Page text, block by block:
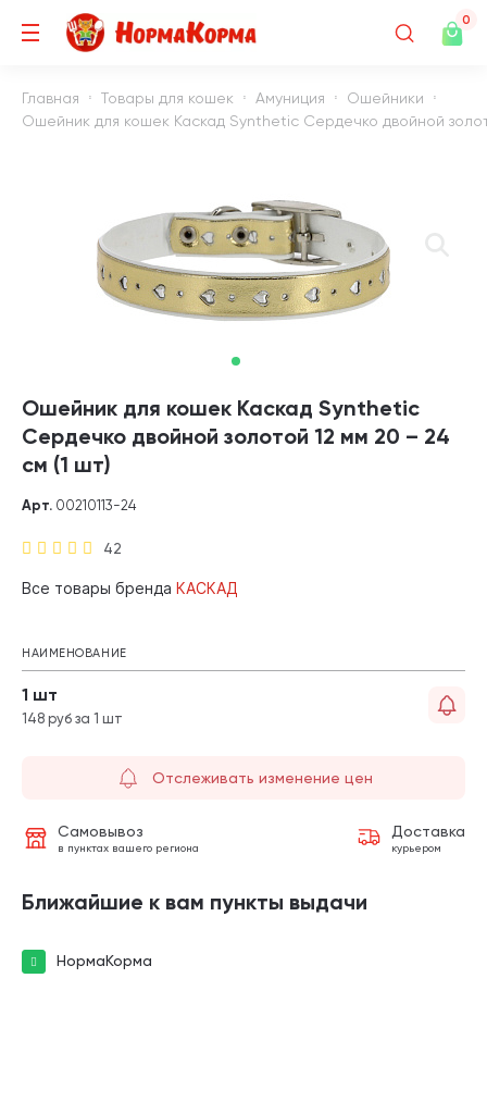
0
Главная Товары для кошек Амуниция
Ошейники
Ошейник для кошек Каскад Synthetic Сердечко двойной
Ошейник для кошек Каскад Synthetic
Сердечко двойной золотой 12 мм 20 – 24
см (1 шт)
42
Арт. 00210113-24
Все товары бренда КАСКАД
НАИМЕНОВАНИЕ
1 шт
148 руб за 1 шт
Отслеживать изменение цен
Самовывоз
в пунктах вашего региона
Доставка
курьером
Ближайшие к вам пункты выдачи
НормаКорма